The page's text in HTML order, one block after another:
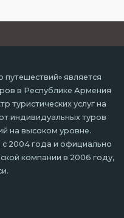
является
в Республике Армения
туристических услуг на
индивидуальных туров
на высоком уровне.
2004 года и официально
компании в 2006 году,